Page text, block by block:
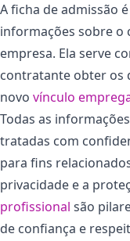
A ficha de admissão
informações sobre o
empresa. Ela serve
contratante obter os
novo vínculo
Todas as
tratadas com
para fins
privacidade e a
profissional são
de confiança e